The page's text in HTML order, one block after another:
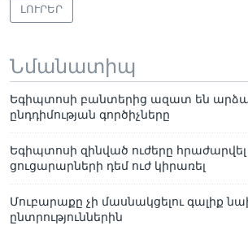
ԼՈՒՐԵՐ
Նմանատիպ
Եգիպտոսի բանտերից ազատ են
ընդդիմության գործիչները
Եգիպտոսի զինված ուժերը հրաժարվել
ցուցարարների դեմ ուժ կիրառել
Մուբարաքը չի մասնակցելու գալիք
ընտրություններին